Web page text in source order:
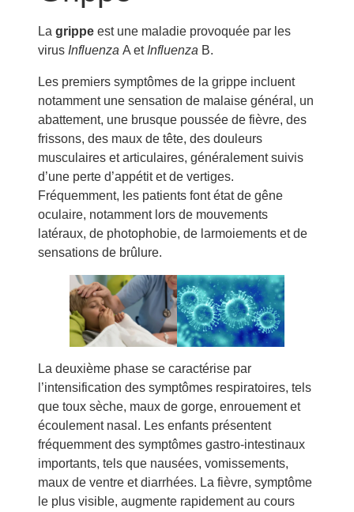
La grippe est une maladie provoquée par les
virus Influenza A et Influenza B.
Les premiers symptômes de la grippe incluent
notamment une sensation de malaise général, un
abattement, une brusque poussée de fièvre, des
frissons, des maux de tête, des douleurs
musculaires et articulaires, généralement suivis
d’une perte d’appétit et de vertiges.
Fréquemment, les patients font état de gêne
oculaire, notamment lors de mouvements
latéraux, de photophobie, de larmoiements et de
sensations de brûlure.
La deuxième phase se caractérise par
l’intensification des symptômes respiratoires, tels
que toux sèche, maux de gorge, enrouement et
écoulement nasal. Les enfants présentent
fréquemment des symptômes gastro-intestinaux
importants, tels que nausées, vomissements,
maux de ventre et diarrhées. La fièvre, symptôme
le plus visible, augmente rapidement au cours